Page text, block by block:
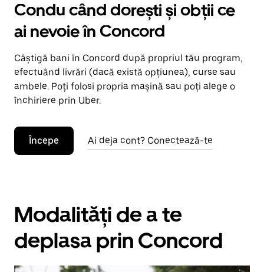
Condu când dorești și obții ce
ai nevoie în Concord
Câștigă bani în Concord după propriul tău program,
efectuând livrări (dacă există opțiunea), curse sau
ambele. Poți folosi propria mașină sau poți alege o
închiriere prin Uber.
Începe Ai deja cont? Conectează-te
Modalități de a te
deplasa prin Concord